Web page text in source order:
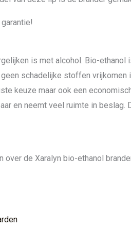
is met alcohol. Bio-ethanol
schadelijke stoffen vrijkomen
keuze maar ook een
en neemt veel ruimte in beslag.
de Xaralyn bio-ethanol